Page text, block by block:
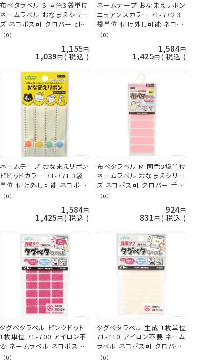
布ペタラベル S 同色3袋単位
ネームラベル おなまえシリー
ズ ネコポス可 クロバー clv
手芸の山久
（0）
1,155
1,039 税込
ネームテープ おなまえリボン
ニュアンスカラー 71-772 3
袋単位 付け外し可能 ネコポ
ス可 クロバー 手芸の山久
（0）
1,584
1,425 税込
ネームテープ おなまえリボン
ビビッドカラー 71-771 3袋
単位 付け外し可能 ネコポス
可 クロバー 手芸の山久
（0）
1,584
1,425 税込
布ペタラベル M 同色3袋単位
ネームラベル おなまえシリー
ズ ネコポス可 クロバー 手芸
の山久
（0）
924
831 税込
タグペタラベル ピンクドット
1枚単位 71-700 アイロン不
要 ネームラベル ネコポス可
クロバー clv 手芸の山久
（0）
タグペタラベル 生成 1枚単位
71-710 アイロン不要 ネーム
ラベル ネコポス可 クロバー
clv 手芸の山久
（0）